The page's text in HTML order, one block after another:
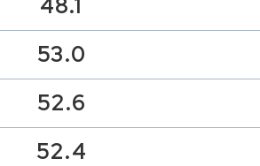
48.1
53.0
52.6
52.4